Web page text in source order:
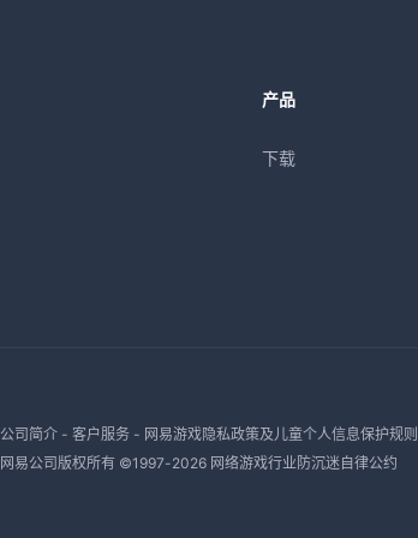
产品
下载
公司简介- 客户服务- 网易游戏隐私政策及儿童个人信息保护规则
网易公司版权所有 ©1997-2026 网络游戏行业防沉迷自律公约